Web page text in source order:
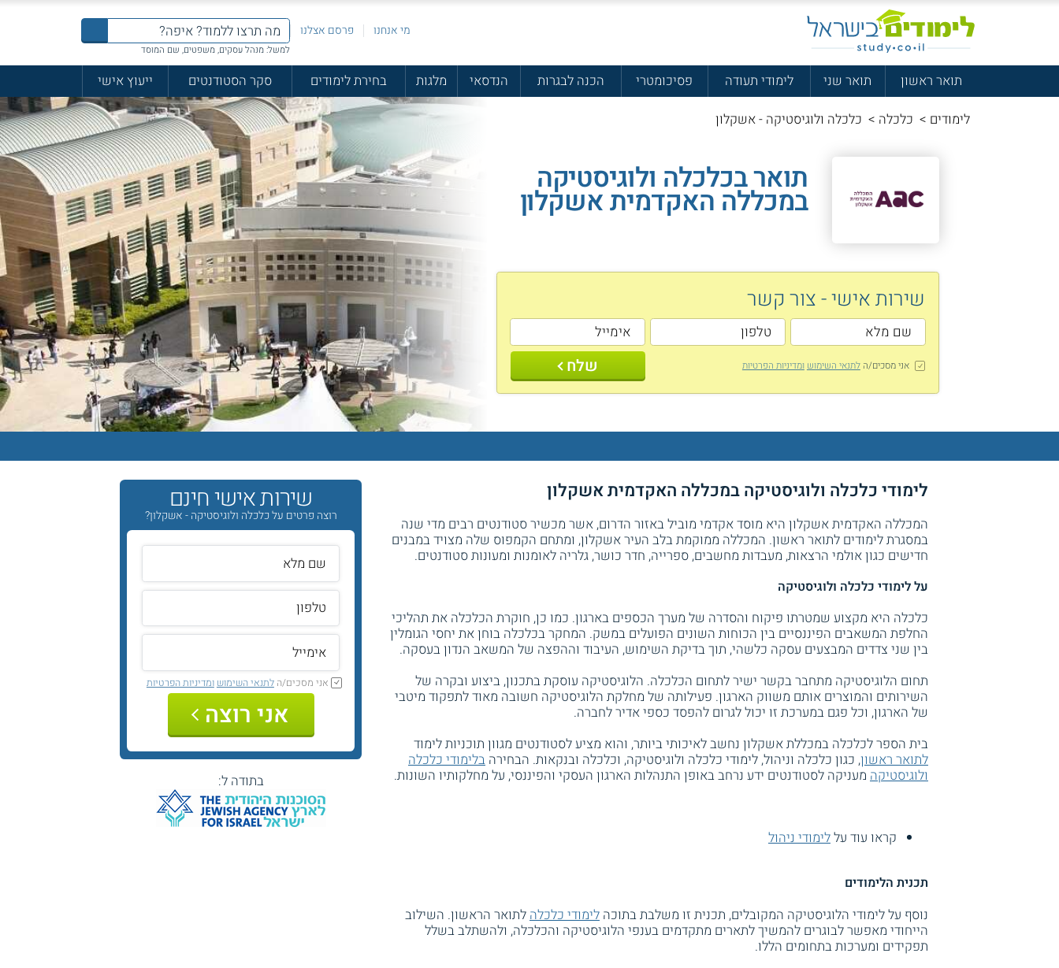
מי אנחנו פרסם אצלנו
למשל: מנהל עסקים, משפטים, שם המוסד
תואר ראשון תואר שני לימודי תעודה פסיכומטרי הכנה לבגרות הנדסאי מלגות בחירת לימודים סקר הסטודנטים
ייעוץ אישי
לימודים > כלכלה > כלכלה ולוגיסטיקה - אשקלון
תואר בכלכלה ולוגיסטיקה
במכללה האקדמית אשקלון
שירות אישי - צור קשר
אני מסכים/הלתנאי השימוש ומדיניות הפרטיות שלח
לימודי כלכלה ולוגיסטיקה במכללה האקדמית אשקלון
המכללה האקדמית אשקלון היא מוסד אקדמי מוביל באזור הדרום, אשר מכשיר סטודנטים רבים מדי שנה
במסגרת לימודים לתואר ראשון. המכללה ממוקמת בלב העיר אשקלון, ומתחם הקמפוס שלה מצויד במבנים
חדישים כגון אולמי הרצאות, מעבדות מחשבים, ספרייה, חדר כושר, גלריה לאומנות ומעונות סטודנטים.
על לימודי כלכלה ולוגיסטיקה
כלכלה היא מקצוע שמטרתו פיקוח והסדרה של מערך הכספים בארגון. כמו כן, חוקרת הכלכלה את תהליכי
החלפת המשאבים הפיננסיים בין הכוחות השונים הפועלים במשק. המחקר בכלכלה בוחן את יחסי הגומלין
בין שני צדדים המבצעים עסקה כלשהי, תוך בדיקת השימוש, העיבוד וההפצה של המשאב הנדון בעסקה.
תחום הלוגיסטיקה מתחבר בקשר ישיר לתחום הכלכלה. הלוגיסטיקה עוסקת בתכנון, ביצוע ובקרה של
השירותים והמוצרים אותם משווק הארגון. פעילותה של מחלקת הלוגיסטיקה חשובה מאוד לתפקוד מיטבי
של הארגון, וכל פגם במערכת זו יכול לגרום להפסד כספי אדיר לחברה.
בית הספר לכלכלה במכללת אשקלון נחשב לאיכותי ביותר, והוא מציע לסטודנטים מגוון תוכניות לימוד
לתואר ראשון, כגון כלכלה וניהול, לימודי כלכלה ולוגיסטיקה, וכלכלה ובנקאות. הבחירה בלימודי כלכלה
ולוגיסטיקה מעניקה לסטודנטים ידע נרחב באופן התנהלות הארגון העסקי והפיננסי, על מחלקותיו השונות.
קראו עוד עללימודי ניהול
תכנית הלימודים
נוסף על לימודי הלוגיסטיקה המקובלים, תכנית זו משלבת בתוכה לימודי כלכלה לתואר הראשון. השילוב
הייחודי מאפשר לבוגרים להמשיך לתארים מתקדמים בענפי הלוגיסטיקה והכלכלה, ולהשתלב בשלל
תפקידים ומערכות בתחומים הללו.
שירות אישי חינם
רוצה פרטים על כלכלה ולוגיסטיקה - אשקלון?
אני מסכים/הלתנאי השימוש ומדיניות הפרטיות
אני רוצה
בתודה ל: